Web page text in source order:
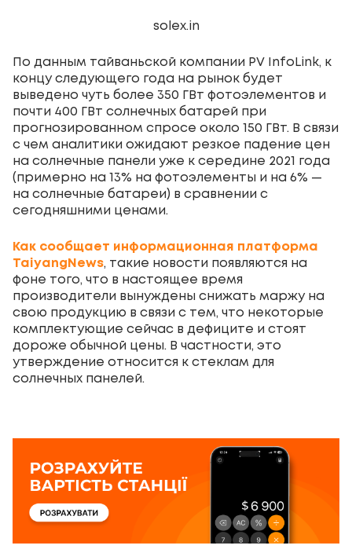
solex.in
По данным тайваньской компании PV InfoLink, к
концу следующего года на рынок будет
выведено чуть более 350 ГВт фотоэлементов и
почти 400 ГВт солнечных батарей при
прогнозированном спросе около 150 ГВт. В связи
с чем аналитики ожидают резкое падение цен
на солнечные панели уже к середине 2021 года
(примерно на 13% на фотоэлементы и на 6% —
на солнечные батареи) в сравнении с
сегодняшними ценами.
Как сообщает информационная платформа
TaiyangNews, такие новости появляются на
фоне того, что в настоящее время
производители вынуждены снижать маржу на
свою продукцию в связи с тем, что некоторые
комплектующие сейчас в дефиците и стоят
дороже обычной цены. В частности, это
утверждение относится к стеклам для
солнечных панелей.